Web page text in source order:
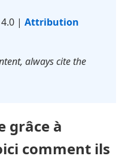
| Attribution
always cite the
grâce à
comment ils